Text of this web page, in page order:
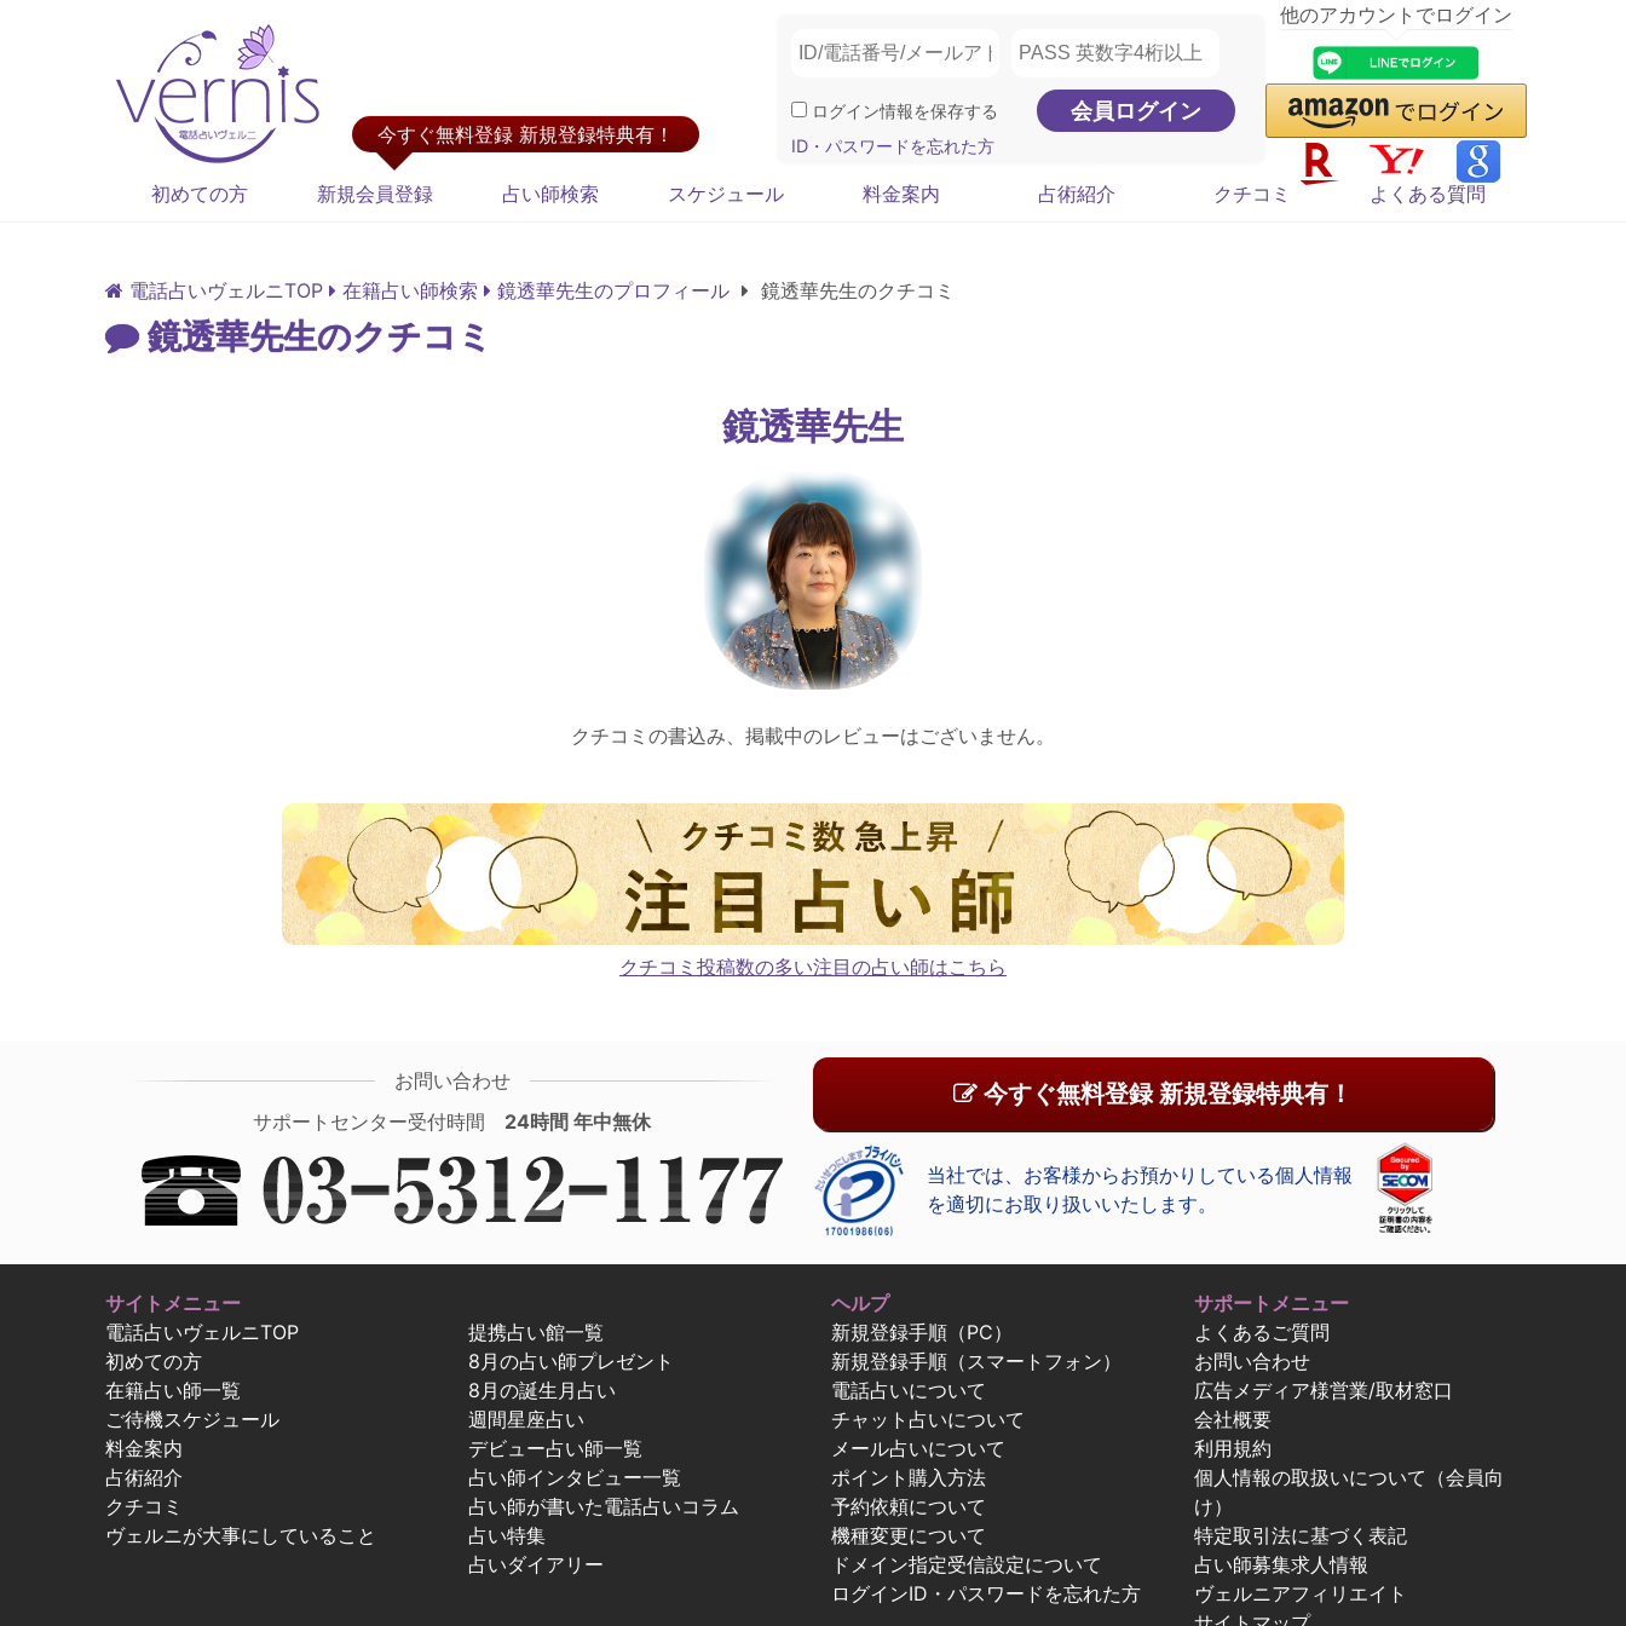
今すぐ無料登録 新規登録特典有！
ログイン情報を保存する
ID・パスワードを忘れた方
他のアカウントでログイン
初めての方 新規会員登録 占い師検索 スケジュール 料金案内 占術紹介 クチコミ よくある質問
電話占いヴェルニTOP 在籍占い師検索 鏡透華先生のプロフィール 鏡透華先生のクチコミ
鏡透華先生のクチコミ
鏡透華先生
クチコミの書込み、掲載中のレビューはございません。
クチコミ投稿数の多い注目の占い師はこちら
お問い合わせ
サポートセンター受付時間 24時間 年中無休
今すぐ無料登録 新規登録特典有！
当社では、お客様からお預かりしている個人情報
を適切にお取り扱いいたします。
サイトメニュー
電話占いヴェルニTOP
初めての方
在籍占い師一覧
ご待機スケジュール
料金案内
占術紹介
クチコミ
ヴェルニが大事にしていること
提携占い館一覧
8月の占い師プレゼント
8月の誕生月占い
週間星座占い
デビュー占い師一覧
占い師インタビュー一覧
占い師が書いた電話占いコラム
占い特集
占いダイアリー
ヘルプ
新規登録手順（PC）
新規登録手順（スマートフォン）
電話占いについて
チャット占いについて
メール占いについて
ポイント購入方法
予約依頼について
機種変更について
ドメイン指定受信設定について
ログインID・パスワードを忘れた方
サポートメニュー
よくあるご質問
お問い合わせ
広告メディア様営業/取材窓口
会社概要
利用規約
個人情報の取扱いについて（会員向
け）
特定取引法に基づく表記
占い師募集求人情報
ヴェルニアフィリエイト